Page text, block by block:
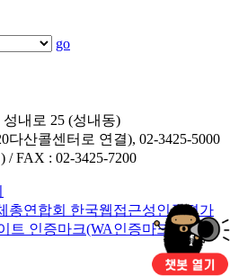
go
내로 25 (성내동)
다산콜센터로 연결), 02-3425-5000
FAX : 02-3425-7200